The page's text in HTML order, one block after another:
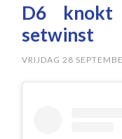
D6 knokt
setwinst
VRIJDAG 28